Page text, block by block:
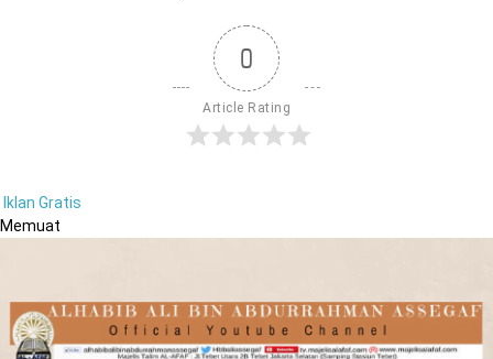
0
Article Rating
Iklan Gratis
Memuat